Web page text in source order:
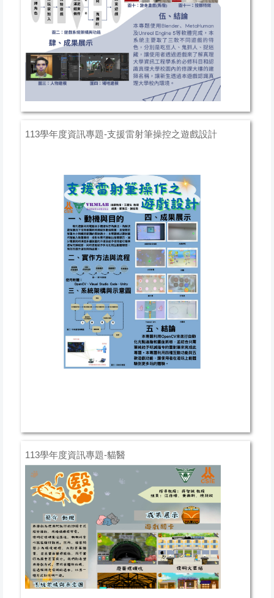
113學年度資訊專題-支援雷射筆操控之遊戲設計
113學年度資訊專題-貓醫